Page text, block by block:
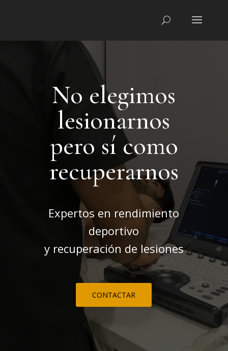
No elegimos
lesionarnos
pero sí como
recuperarnos
Expertos en rendimiento
deportivo
y recuperación de lesiones
CONTACTAR